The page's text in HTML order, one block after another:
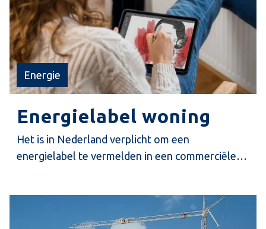
Energie
Energielabel woning
Het is in Nederland verplicht om een
energielabel te vermelden in een commerciële